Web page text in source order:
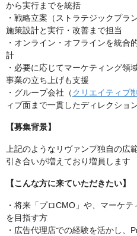
から実行までを統括
・戦略立案（ストラテジックプラ
施策設計と実行・改善まで担当
・オンライン・オフラインを統合
計
・必要に応じてマーケティング領
事業の立ち上げも支援
・グループ会社（クリエイティブ
ィブ面まで一貫したディレクショ
【募集背景】
上記のようなリヴァンプ独自の広
引き合いが増えており増員します
【こんな方に来ていただきたい】
・将来「プロCMO」や、マーケ
を目指す方
・広告代理店での経験を活かし、